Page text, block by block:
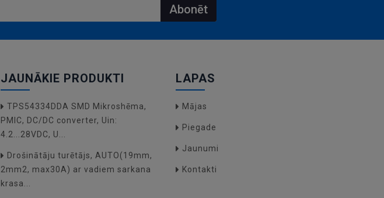
Abonēt
JAUNĀKIE PRODUKTI
TPS54334DDA SMD Mikroshēma,
PMIC, DC/DC converter, Uin:
4.2...28VDC, U...
Drošinātāju turētājs, AUTO(19mm,
2mm2, max30A) ar vadiem sarkana
krasa...
LAPAS
Mājas
Piegade
Jaunumi
Kontakti